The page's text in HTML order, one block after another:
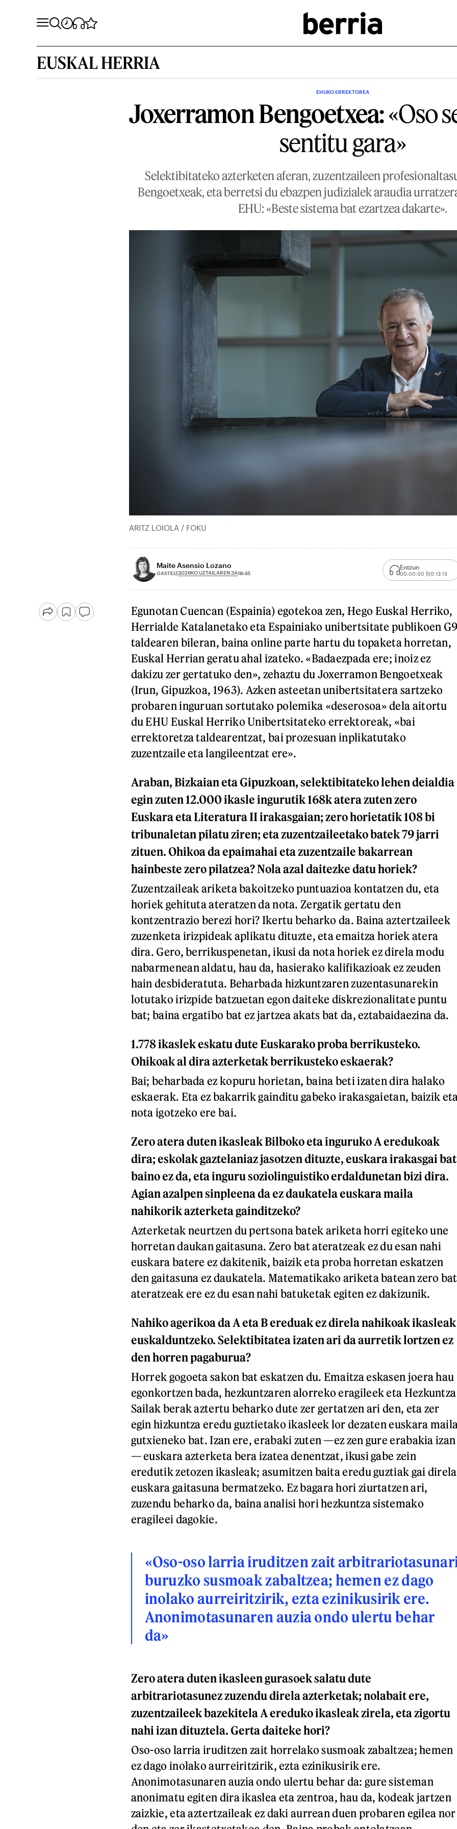
EUSKAL HERRIA
EHUKO ERREKTOREA
Joxerramon Bengoetxea:«Oso
sentitu gara»
Selektibitateko azterketen aferan, zuzentzaileen
Bengoetxeak, eta berretsi du ebazpen judizialek araudia
EHU: «Beste sistema bat ezartzea dakarte».
ARITZ LOIOLA / FOKU
Maite Asensio Lozano
GASTEIZ2026KO UZTAILAREN 3A19:45
Entzun
00:00:00 00:13:13
Egunotan Cuencan (Espainia) egotekoa zen, Hego Euskal Herriko,
Herrialde Katalanetako eta Espainiako unibertsitate publikoen
taldearen bileran, baina online parte hartu du topaketa horretan,
Euskal Herrian geratu ahal izateko. «Badaezpada ere; inoiz ez
dakizu zer gertatuko den», zehaztu du Joxerramon Bengoetxeak
(Irun, Gipuzkoa, 1963). Azken asteetan unibertsitatera sartzeko
probaren inguruan sortutako polemika «deserosoa» dela aitortu
du EHU Euskal Herriko Unibertsitateko errektoreak, «bai
errektoretza taldearentzat, bai prozesuan inplikatutako
zuzentzaile eta langileentzat ere».
Araban, Bizkaian eta Gipuzkoan, selektibitateko lehen deialdia
egin zuten 12.000 ikasle ingurutik 168k atera zuten zero
Euskara eta Literatura II irakasgaian; zero horietatik 108 bi
tribunaletan pilatu ziren; eta zuzentzaileetako batek 79 jarri
zituen. Ohikoa da epaimahai eta zuzentzaile bakarrean
hainbeste zero pilatzea? Nola azal daitezke datu horiek?
Zuzentzaileak ariketa bakoitzeko puntuazioa kontatzen du, eta
horiek gehituta ateratzen da nota. Zergatik gertatu den
kontzentrazio berezi hori? Ikertu beharko da. Baina aztertzaileek
zuzenketa irizpideak aplikatu dituzte, eta emaitza horiek atera
dira. Gero, berrikuspenetan, ikusi da nota horiek ez direla modu
nabarmenean aldatu, hau da, hasierako kalifikazioak ez zeuden
hain desbideratuta. Beharbada hizkuntzaren zuzentasunarekin
lotutako irizpide batzuetan egon daiteke diskrezionalitate puntu
bat; baina ergatibo bat ez jartzea akats bat da, eztabaidaezina da.
1.778 ikaslek eskatu dute Euskarako proba berrikusteko.
Ohikoak al dira azterketak berrikusteko eskaerak?
Bai; beharbada ez kopuru horietan, baina beti izaten dira halako
eskaerak. Eta ez bakarrik gainditu gabeko irakasgaietan, baizik
nota igotzeko ere bai.
Zero atera duten ikasleak Bilboko eta inguruko A eredukoak
dira; eskolak gaztelaniaz jasotzen dituzte, euskara irakasgai bat
baino ez da, eta inguru soziolinguistiko erdaldunetan bizi dira.
Agian azalpen sinpleena da ez daukatela euskara maila
nahikorik azterketa gainditzeko?
Azterketak neurtzen du pertsona batek ariketa horri egiteko une
horretan daukan gaitasuna. Zero bat ateratzeak ez du esan nahi
euskara batere ez dakitenik, baizik eta proba horretan eskatzen
den gaitasuna ez daukatela. Matematikako ariketa batean zero bat
ateratzeak ere ez du esan nahi batuketak egiten ez dakizunik.
Nahiko agerikoa da A eta B ereduak ez direla nahikoak ikasleak
euskalduntzeko. Selektibitatea izaten ari da aurretik lortzen ez
den horren pagaburua?
Horrek gogoeta sakon bat eskatzen du. Emaitza eskasen joera hau
egonkortzen bada, hezkuntzaren alorreko eragileek eta Hezkuntza
Sailak berak aztertu beharko dute zer gertatzen ari den, eta zer
egin hizkuntza eredu guztietako ikasleek lor dezaten euskara
gutxieneko bat. Izan ere, erabaki zuten —ez zen gure erabakia izan
— euskara azterketa bera izatea denentzat, ikusi gabe zein
eredutik zetozen ikasleak; asumitzen baita eredu guztiak gai direla
euskara gaitasuna bermatzeko. Ez bagara hori ziurtatzen ari,
zuzendu beharko da, baina analisi hori hezkuntza sistemako
eragileei dagokie.
«Oso-oso larria iruditzen zait
buruzko susmoak zabaltzea; hemen ez dago
inolako aurreiritzirik, ezta ezinikusirik ere.
Anonimotasunaren auzia ondo ulertu behar
da»
Zero atera duten ikasleen gurasoek salatu dute
arbitrariotasunez zuzendu direla azterketak; nolabait ere,
zuzentzaileek bazekitela A ereduko ikasleak zirela, eta zigortu
nahi izan dituztela. Gerta daiteke hori?
Oso-oso larria iruditzen zait horrelako susmoak zabaltzea; hemen
ez dago inolako aurreiritzirik, ezta ezinikusirik ere.
Anonimotasunaren auzia ondo ulertu behar da: gure sisteman
anonimatu egiten dira ikaslea eta zentroa, hau da, kodeak jartzen
zaizkie, eta aztertzaileak ez daki aurrean duen probaren egilea nor